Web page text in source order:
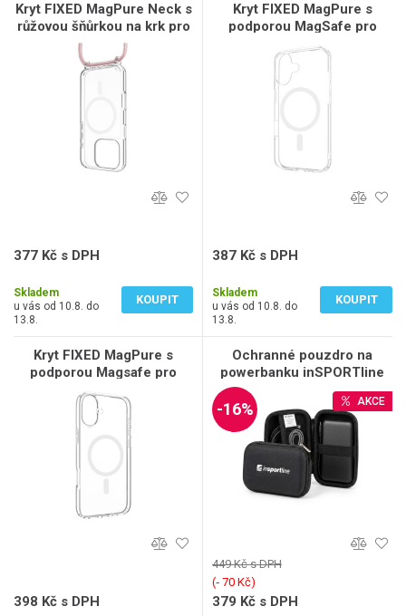
Kryt FIXED MagPure Neck s
růžovou šňůrkou na krk pro
Apple iPhone 16 Pro Max
377 Kč s DPH
Skladem
u vás od 10.8. do
13.8.
KOUPIT
Kryt FIXED MagPure s
podporou MagSafe pro
Apple iPhone 17, čirý
387 Kč s DPH
Skladem
u vás od 10.8. do
13.8.
KOUPIT
Kryt FIXED MagPure s
podporou Magsafe pro
Apple iPhone 16 Plus, čirý
398 Kč s DPH
Ochranné pouzdro na
powerbanku inSPORTline
Casipa 18,5x11x6 cm
AKCE
-16%
449 Kč s DPH
(‐ 70 Kč)
379 Kč s DPH